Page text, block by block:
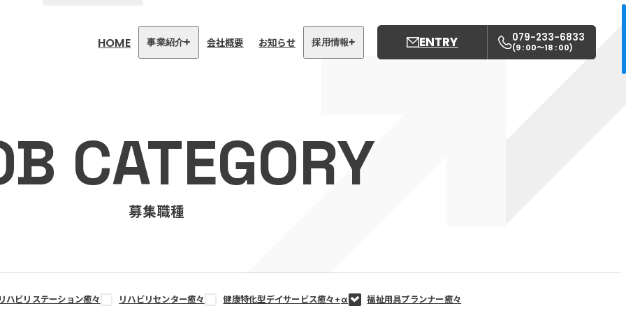
HOME 事業紹介
リハビリセンター癒々
健康特化型デイサービス癒々＋
α
福祉用具プランナー癒々
姫路中央保育園
会社概要 お知らせ 採用情報 ENTRY 079-233-6833
(9 : 00〜18 : 00)
CATEGORY
募集職種
ハビリステーション癒々 リハビリセンター癒々 健康特化型デイサービス癒々+α 福祉用具プランナー癒々